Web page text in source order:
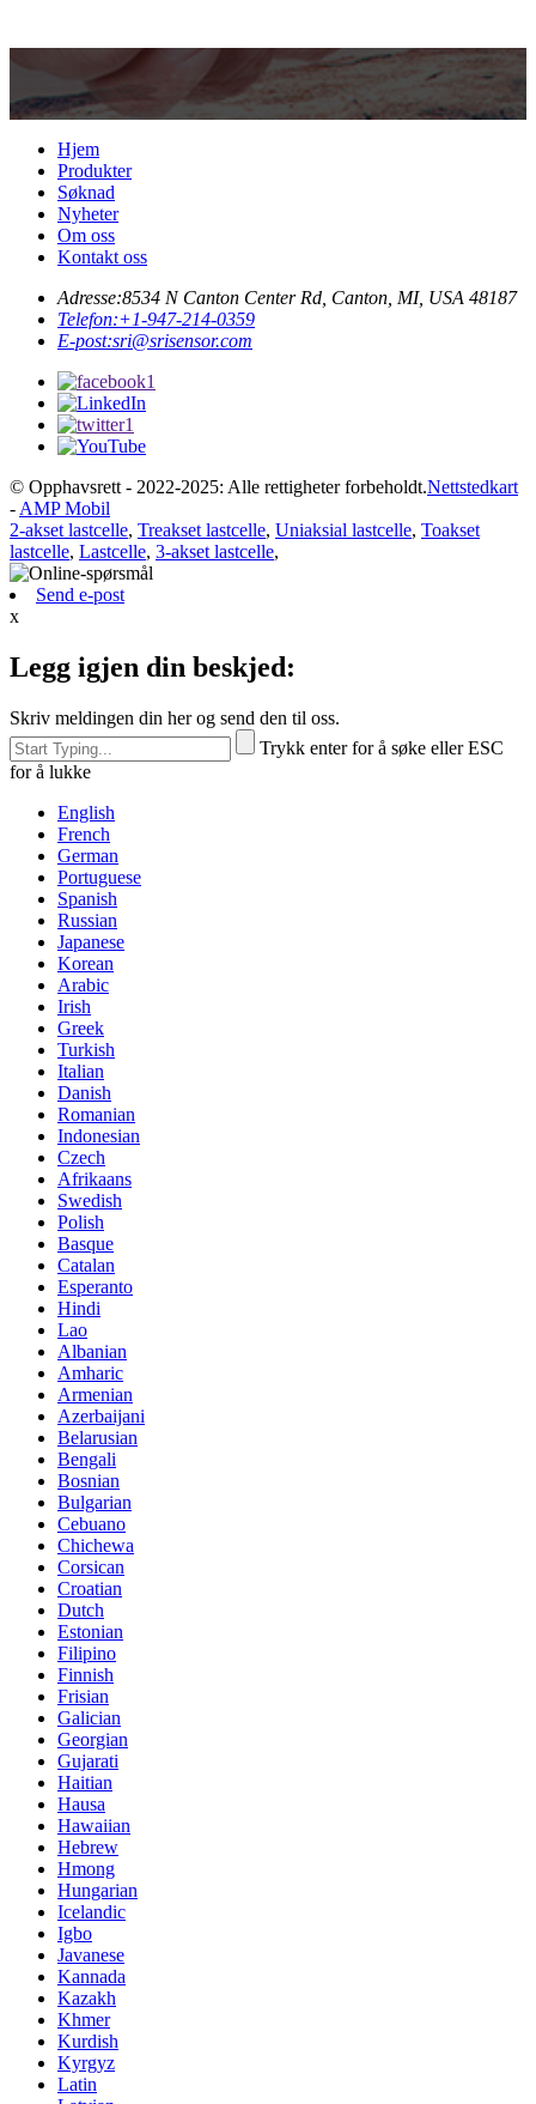
Hjem
Søknad
Nyheter
Om oss
Kontakt oss
Adresse: 8534 N Canton Center Rd, Canton, MI, USA 48187
E-post:sri@srisensor.com
© Opphavsrett - 2022-2025: Alle rettigheter forbeholdt.
2-akset lastcelle,Treakset lastcelle,Uniaksial lastcelle,Toakset
lastcelle,Lastcelle
Send e-post
x
Legg igjen din beskjed:
Skriv meldingen din her og send den til oss.
for å lukke
English
German
Portuguese
Spanish
Russian
Japanese
Korean
Arabic
Irish
Greek
Turkish
Italian
Danish
Romanian
Indonesian
Czech
Afrikaans
Swedish
Polish
Basque
Catalan
Esperanto
Hindi
Lao
Albanian
Amharic
Armenian
Azerbaijani
Belarusian
Bengali
Bosnian
Bulgarian
Cebuano
Chichewa
Corsican
Croatian
Dutch
Estonian
Filipino
Finnish
Frisian
Galician
Georgian
Gujarati
Haitian
Hausa
Hawaiian
Hebrew
Hmong
Hungarian
Icelandic
Igbo
Javanese
Kannada
Kazakh
Khmer
Kurdish
Kyrgyz
Latin
Latvian
Lithuanian